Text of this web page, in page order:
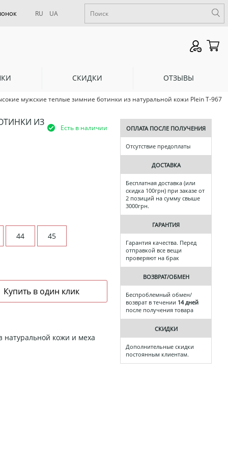
RU UA
СКИДКИ ОТЗЫВЫ
мужские теплые зимние ботинки из натуральной кожи Plein Т-967
ИЗ
Есть в наличии
44 45
кожи и меха
ОПЛАТА ПОСЛЕ ПОЛУЧЕНИЯ
Отсутствие предоплаты
ДОСТАВКА
Бесплатная доставка (или
скидка 100грн) при заказе от
2 позиций на сумму свыше
3000грн.
ГАРАНТИЯ
Гарантия качества. Перед
отправкой все вещи
проверяют на брак
ВОЗВРАТ/ОБМЕН
Беспроблемный обмен/
возврат в течении 14 дней
после получения товара
СКИДКИ
Дополнительные скидки
постоянным клиентам.